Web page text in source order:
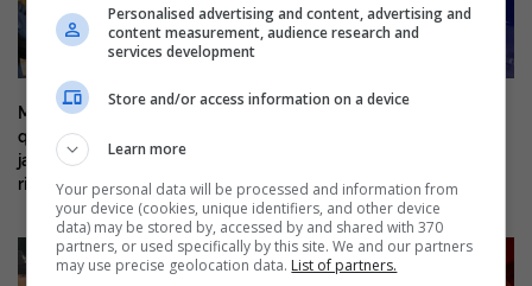
Mitch McConnell del nga
qendra e rehabilitimit pas disa
javësh, e paqartë kur do të
rikthehet në Senat
Mirditë
Personalised advertising and content, advertising and
content measurement, audience research and
services development
Store and/or access information on a device
Learn more
Your personal data will be processed and information from
your device (cookies, unique identifiers, and other device
data) may be stored by, accessed by and shared with 370
partners, or used specifically by this site. We and our partners
may use precise geolocation data. List of partners.